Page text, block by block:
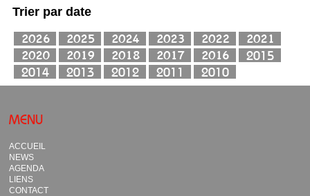
Trier par date
MENU
ACCUEIL
NEWS
AGENDA
LIENS
CONTACT